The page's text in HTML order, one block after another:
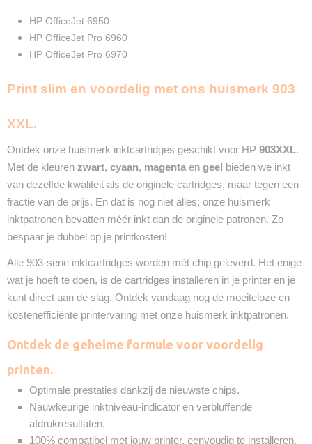
Magenta
12ml
Geel
Merk
InktDL®
Pakketpost
Garantie
2 Jaar
Recyclebaar
❌
HP OfficeJet 6950
HP OfficeJet Pro 6960
HP OfficeJet Pro 6970
Print slim en voordelig met ons huismerk 903
XXL.
Ontdek onze huismerk inktcartridges geschikt voor HP 903XXL.
Met de kleuren zwart, cyaan, magenta en geel bieden we inkt
van dezelfde kwaliteit als de originele cartridges, maar tegen een
fractie van de prijs. En dat is nog niet alles; onze huismerk
inktpatronen bevatten méér inkt dan de originele patronen. Zo
bespaar je dubbel op je printkosten!
Alle 903-serie inktcartridges worden mét chip geleverd. Het enige
wat je hoeft te doen, is de cartridges installeren in je printer en je
kunt direct aan de slag. Ontdek vandaag nog de moeiteloze en
kostenefficiënte printervaring met onze huismerk inktpatronen.
Ontdek de geheime formule voor voordelig
printen.
Optimale prestaties dankzij de nieuwste chips.
Nauwkeurige inktniveau-indicator en verbluffende
afdrukresultaten.
100% compatibel met jouw printer, eenvoudig te installeren.